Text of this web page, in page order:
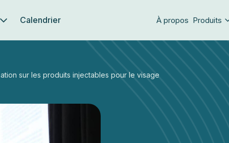
Calendrier À propos Produits
sur les produits injectables pour le visage